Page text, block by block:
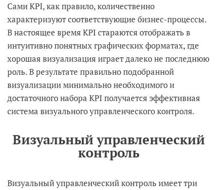
Сами KPI, как правило, количественно
характеризуют соответствующие бизнес-процессы.
В настоящее время KPI стараются отображать в
интуитивно понятных графических форматах, где
хорошая визуализация играет далеко не последнюю
роль. В результате правильно подобранной
визуализации минимально необходимого и
достаточного набора KPI получается эффективная
система визуального управленческого контроля.
Визуальный управленческий
контроль
Визуальный управленческий контроль имеет три